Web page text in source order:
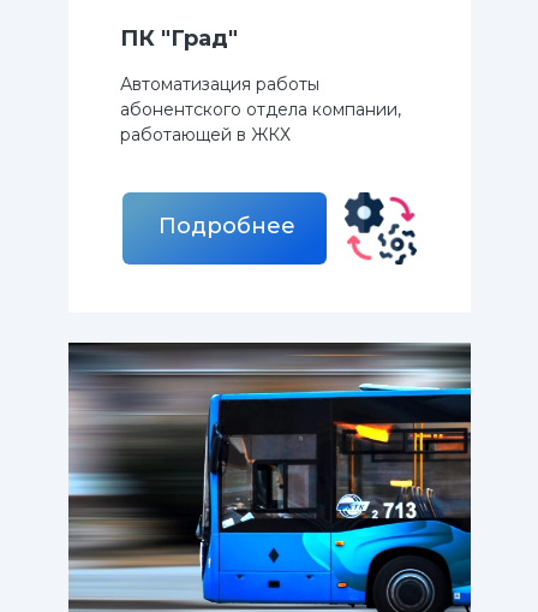
ПК "Град"
Автоматизация работы
абонентского отдела компании,
работающей в ЖКХ
Подробнее